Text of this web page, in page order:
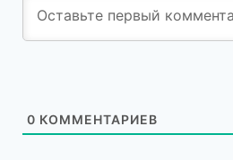
0 КОММЕНТАРИЕВ